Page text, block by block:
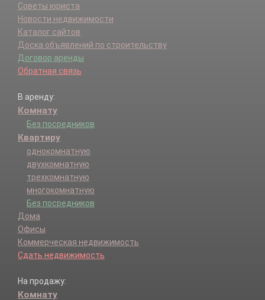
Советы юриста
Новости недвижимости
Каталог сайтов
Доска объявлений по строительству
Договор аренды
Обратная связь
В аренду:
Комнату
Без посредников
Квартиру
однокомнатную
двухкомнатную
трехкомнатную
многокомнатную
Без посредников
Дома
Офисы
Коммерческая недвижимость
Сдать недвижимость
На продажу:
Комнату